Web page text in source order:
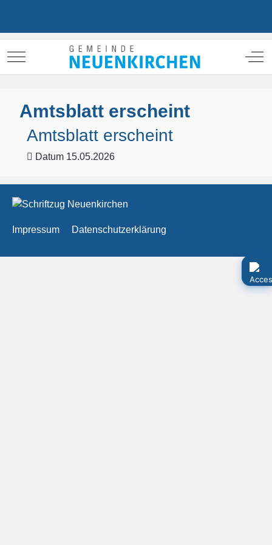
Mobile Menu Toggle Off-
Amtsblatt erscheint
Amtsblatt erscheint
Datum 15.05.2026
Impressum Datenschutzerklärung